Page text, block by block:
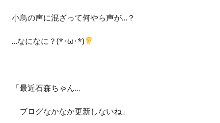
小鳥の声に混ざって何やら声が…？
…なになに？(*･ω･*)
「最近石森ちゃん…
ブログなかなか更新しないね」